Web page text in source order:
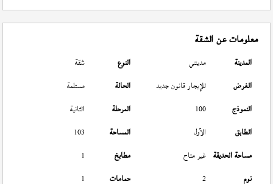
معلومات عن الشقة
المدينة مدينتي النوع
شقة
الغرض
للإيجار قانون جديد الحالة
مستلمة
النموذج
100 المرحلة
الثانية
الطابق
الأول المساحة
103
مساحة الحديقة غير متاح مطابخ
1
نوم
2 حمامات
1